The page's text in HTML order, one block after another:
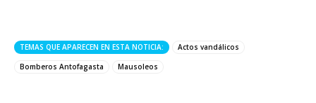
TEMAS QUE APARECEN EN ESTA NOTICIA:
Actos vandálicos
Bomberos Antofagasta
Mausoleos